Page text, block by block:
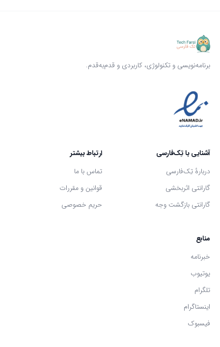
برنامه‌نویسی و تکنولوژی، کاربردی و قدم‌به‌قدم.
آشنایی با تِک‌فارسی
دربارهٔ تِک‌فارسی
گارانتی اثر‌بخشی
گارانتی بازگشت وجه
ارتباط بیشتر
تماس با ما
قوانین و مقررات
حریم خصوصی
منابع
خبرنامه
یوتیوب
تلگرام
اینستاگرام
فیسبوک